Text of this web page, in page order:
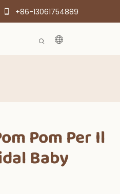
+86-13061754889
Pom Per Il
Baby